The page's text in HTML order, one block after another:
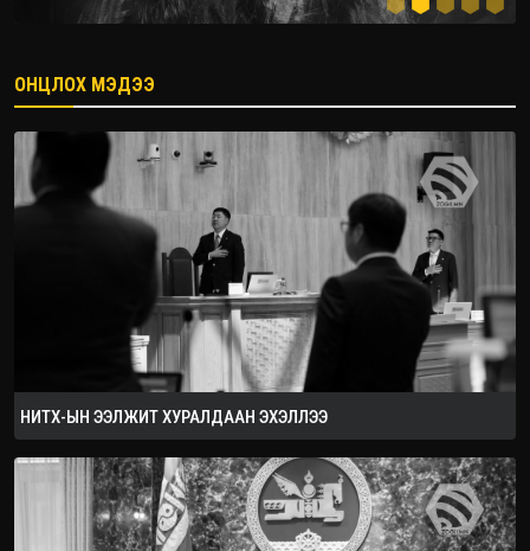
2026.08.08
ОНЦЛОХ МЭДЭЭ
НИТХ-ЫН ЭЭЛЖИТ ХУРАЛДААН ЭХЭЛЛЭЭ